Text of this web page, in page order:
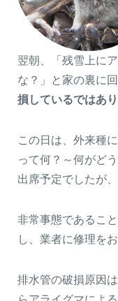
翌朝、「残雪上に
な？」と家の裏に回
損しているではあ
この日は、外来種
って何？～何がど
出席予定でしたが、
非常事態であるこ
し、業者に修理を
排水管の破損原因